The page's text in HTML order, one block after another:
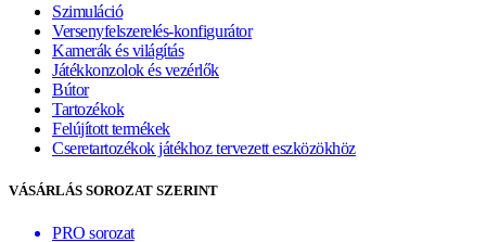
Szimuláció
Versenyfelszerelés-konfigurátor
Kamerák és világítás
Játékkonzolok és vezérlők
Bútor
Tartozékok
Felújított termékek
Cseretartozékok játékhoz tervezett eszközökhöz
VÁSÁRLÁS SOROZAT SZERINT
PRO sorozat